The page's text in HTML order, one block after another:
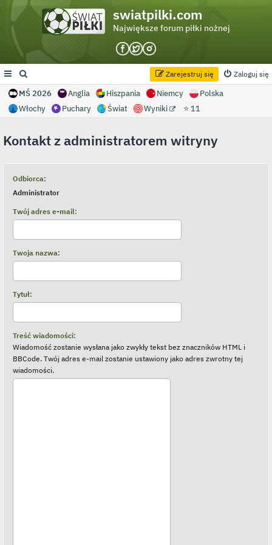
swiatpilki.com
Największe forum piłki nożnej
Zaloguj się
Zarejestruj się
MŚ 2026 Anglia Hiszpania Niemcy
Polska
Włochy
Puchary Świat Wyniki ⭐ 11
Kontakt z administratorem witryny
Odbiorca:
Administrator
Twój adres e-mail:
Twoja nazwa:
Tytuł:
Treść wiadomości:
Wiadomość zostanie wysłana jako zwykły tekst bez znaczników HTML i
BBCode. Twój adres e-mail zostanie ustawiony jako adres zwrotny tej
wiadomości.